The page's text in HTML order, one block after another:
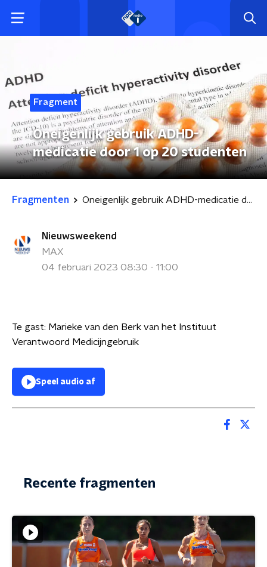
Fragment
Oneigenlijk gebruik ADHD-
medicatie door 1 op 20 studenten
Fragmenten Oneigenlijk gebruik ADHD-medicatie door 1 op 20 studenten
Nieuwsweekend
MAX
04 februari 2023 08:30 - 11:00
Te gast: Marieke van den Berk van het Instituut
Verantwoord Medicijngebruik
Speel audio af
Recente fragmenten